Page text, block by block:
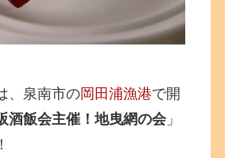
、泉南市の岡田浦漁港で開
酒飯会主催！地曳網の会」